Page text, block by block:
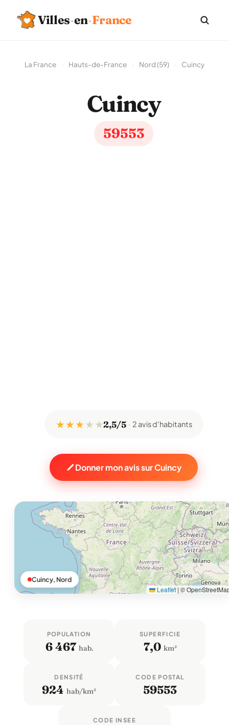
Villes·en·France
La France Hauts-de-France Nord (59) Cuincy
Cuincy
59553
★ ★ ★★ ★2,5/5 2 avis d'habitants
Donner mon avis sur Cuincy
Leaflet|©
Cuincy, Nord
POPULATION
6 467 hab.
SUPERFICIE
7,0 km²
DENSITÉ
924 hab/km²
CODE POSTAL
59553
CODE INSEE